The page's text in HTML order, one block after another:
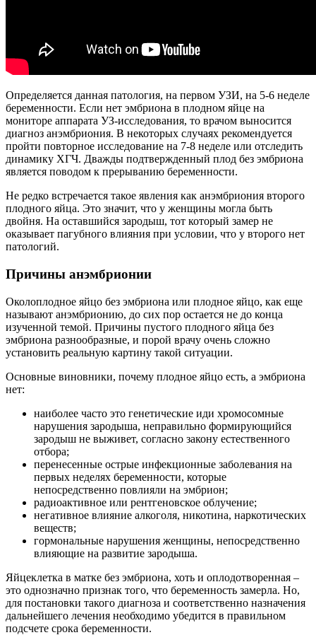
Определяется данная патология, на первом УЗИ, на 5-6 неделе
беременности. Если нет эмбриона в плодном яйце на
мониторе аппарата УЗ-исследования, то врачом выносится
диагноз анэмбриония. В некоторых случаях рекомендуется
пройти повторное исследование на 7-8 неделе или отследить
динамику ХГЧ. Дважды подтвержденный плод без эмбриона
является поводом к прерыванию беременности.
Не редко встречается такое явления как анэмбриония второго
плодного яйца. Это значит, что у женщины могла быть
двойня. На оставшийся зародыш, тот который замер не
оказывает пагубного влияния при условии, что у второго нет
патологий.
Причины анэмбрионии
Околоплодное яйцо без эмбриона или плодное яйцо, как еще
называют анэмбрионию, до сих пор остается не до конца
изученной темой. Причины пустого плодного яйца без
эмбриона разнообразные, и порой врачу очень сложно
установить реальную картину такой ситуации.
Основные виновники, почему плодное яйцо есть, а эмбриона
нет:
наиболее часто это генетические иди хромосомные
нарушения зародыша, неправильно формирующийся
зародыш не выживет, согласно закону естественного
отбора;
перенесенные острые инфекционные заболевания на
первых неделях беременности, которые
непосредственно повлияли на эмбрион;
радиоактивное или рентгеновское облучение;
негативное влияние алкоголя, никотина, наркотических
веществ;
гормональные нарушения женщины, непосредственно
влияющие на развитие зародыша.
Яйцеклетка в матке без эмбриона, хоть и оплодотворенная –
это однозначно признак того, что беременность замерла. Но,
для постановки такого диагноза и соответственно назначения
дальнейшего лечения необходимо убедится в правильном
подсчете срока беременности.